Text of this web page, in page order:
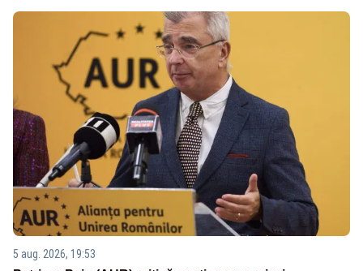
5 aug. 2026, 19:53